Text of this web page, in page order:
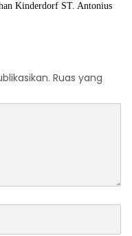
Kinderdorf ST. Antonius
Ruas yang